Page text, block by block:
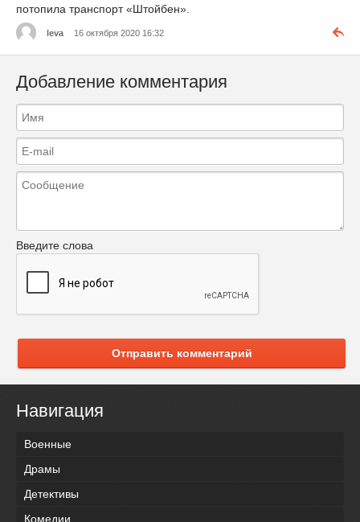
потопила транспорт «Штойбен».
leva 16 октября 2020 16:32
Добавление комментария
Введите слова
Отправить комментарий
Навигация
Военные
Драмы
Детективы
Комедии